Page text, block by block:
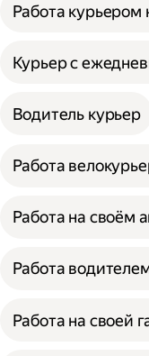
Работа курьером
Курьер с
Водитель курьер
Работа
Работа на своём
Работа
Работа на своей